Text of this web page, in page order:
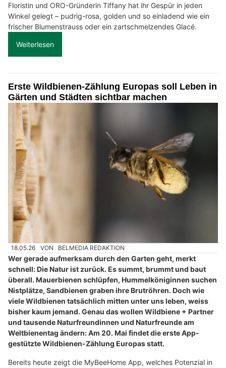
Floristin und ORO-Gründerin Tiffany hat ihr Gespür in jeden
Winkel gelegt – pudrig-rosa, golden und so einladend wie ein
frischer Blumenstrauss oder ein zartschmelzendes Glacé.
Weiterlesen
Erste Wildbienen-Zählung Europas soll Leben in
Gärten und Städten sichtbar machen
18.05.26 VON BELMEDIA REDAKTION
Wer gerade aufmerksam durch den Garten geht, merkt
schnell: Die Natur ist zurück. Es summt, brummt und baut
überall. Mauerbienen schlüpfen, Hummelköniginnen suchen
Nistplätze, Sandbienen graben ihre Brutröhren. Doch wie
viele Wildbienen tatsächlich mitten unter uns leben, weiss
bisher kaum jemand. Genau das wollen Wildbiene + Partner
und tausende Naturfreundinnen und Naturfreunde am
Weltbienentag ändern: Am 20. Mai findet die erste App-
gestützte Wildbienen-Zählung Europas statt.
Bereits heute zeigt die MyBeeHome App, welches Potenzial in